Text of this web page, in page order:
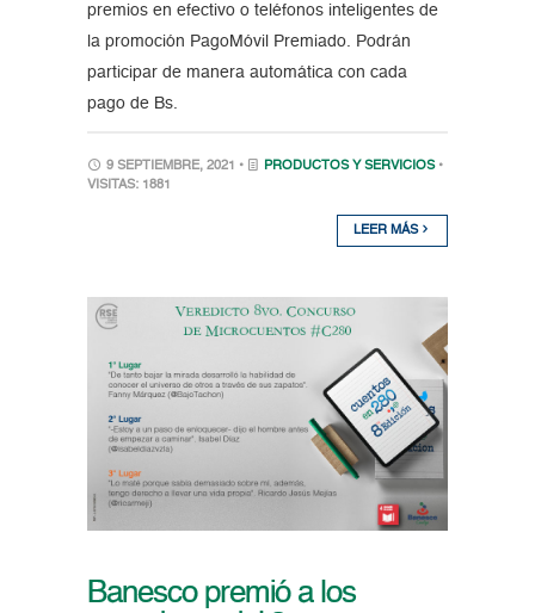
premios en efectivo o teléfonos inteligentes de
la promoción PagoMóvil Premiado. Podrán
participar de manera automática con cada
pago de Bs.
9 SEPTIEMBRE, 2021 • PRODUCTOS Y SERVICIOS •
VISITAS: 1881
LEER MÁS
Banesco premió a los